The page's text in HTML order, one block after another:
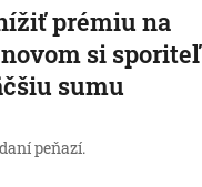
prémiu na
si sporiteľ
sumu
peňazí.